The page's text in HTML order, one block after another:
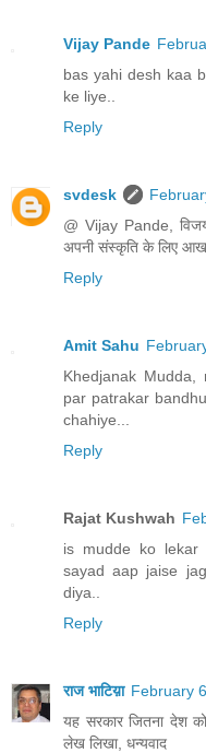
Vijay Pande
bas yahi desh kaa
ke liye..
Reply
svdesk
@ Vijay Pande,
अपनी संस्कृति के लिए
Reply
Amit Sahu
Khedjanak
par patrakar
chahiye...
Reply
Rajat Kushwah
is mudde ko lekar
sayad aap jaise
diya..
Reply
राज भाटिय़ा February
यह सरकार जितना देश
लेख लिखा, धन्यवाद